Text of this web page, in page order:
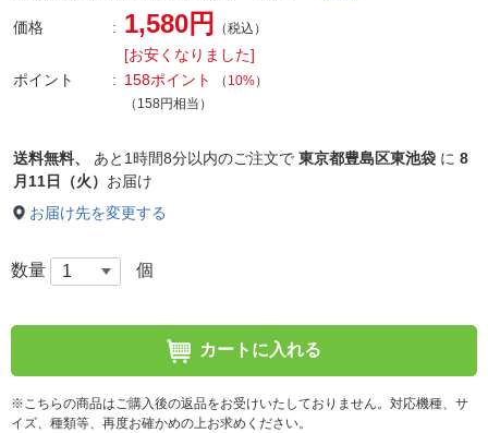
価格 1,580円 （税込）
[お安くなりました]
ポイント
158ポイント （ 10%）
（158円相当）
送料無料、 あと 1時間8分以内のご注文で 東京都豊島区東池袋 に 8
月11日（火） お届け
お届け先を変更する
数量 個
カートに入れる
※こちらの商品はご購入後の返品をお受けいたしておりません。対応機種、サ
イズ、種類等、再度お確かめの上お求めください。